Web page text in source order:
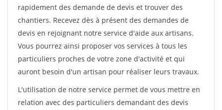
rapidement des demande de devis et trouver des
chantiers. Recevez dès à présent des demandes de
devis en rejoignant notre service d'aide aux artisans.
Vous pourrez ainsi proposer vos services à tous les
particuliers proches de votre zone d'activité et qui
auront besoin d'un artisan pour réaliser leurs travaux.
L'utilisation de notre service permet de vous mettre en
relation avec des particuliers demandant des devis